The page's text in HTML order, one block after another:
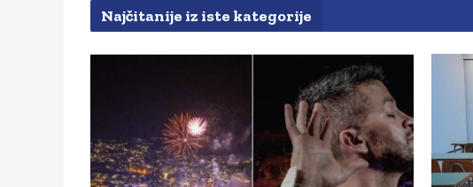
Najčitanije iz iste kategorije